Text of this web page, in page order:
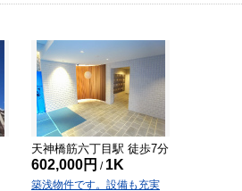
天神橋筋六丁目駅 徒歩7分
602,000円 / 1K
築浅物件です。設備も充実